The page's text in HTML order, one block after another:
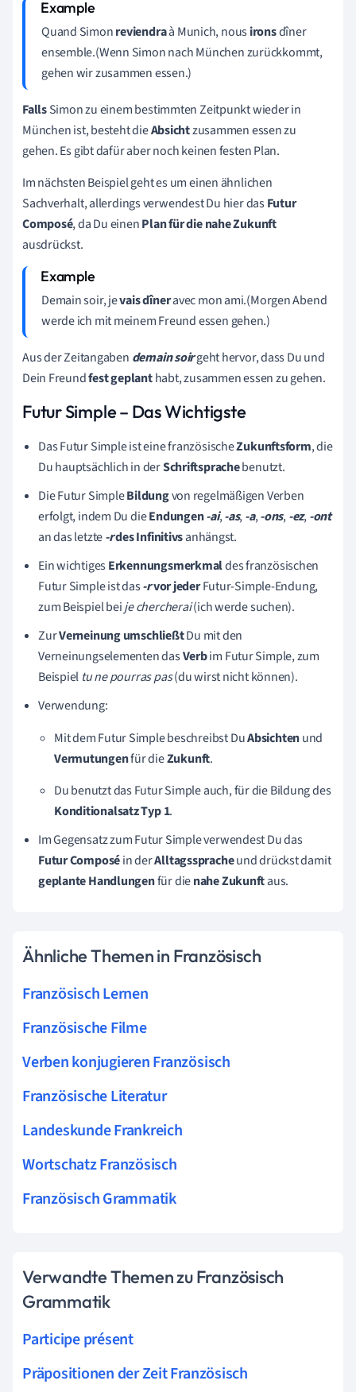
Quand Simonreviendraà Munich, nousironsdîner
ensemble.(Wenn Simon nach München zurückkommt,
gehen wir zusammen essen.)
FallsSimon zu einem bestimmten Zeitpunkt wieder in
München ist, besteht dieAbsichtzusammen essen zu
gehen. Es gibt dafür aber noch keinen festen Plan.
Im nächsten Beispiel geht es um einen ähnlichen
Sachverhalt, allerdings verwendest Du hier dasFutur
Composé, da Du einenPlan für die nahe Zukunft
ausdrückst.
Demain soir, jevais dîneravec mon ami.(Morgen Abend
werde ich mit meinem Freund essen gehen.)
Aus der Zeitangaben demain soirgeht hervor, dass Du und
Dein Freundfestgeplanthabt, zusammen essen zu gehen.
Futur Simple – Das Wichtigste
Das Futur Simple ist eine französischeZukunftsform, die
Du hauptsächlich in derSchriftsprachebenutzt.
Die Futur SimpleBildungvon regelmäßigen Verben
erfolgt, indem Du dieEndungen-ai,-as,-a,-ons,-ez,-ont
an das letzte-rdes Infinitivsanhängst.
Ein wichtigesErkennungsmerkmaldes französischen
Futur Simple ist das-rvor jederFutur-Simple-Endung,
zum Beispiel beije chercherai(ich werde suchen).
ZurVerneinungumschließtDu mit den
Verneinungselementen dasVerbim Futur Simple, zum
Beispiel tu ne pourras pas(du wirst nicht können).
Verwendung:
Mit dem Futur Simple beschreibst DuAbsichtenund
Vermutungenfür dieZukunft.
Du benutzt das Futur Simple auch, für die Bildung des
KonditionalsatzTyp1.
Im Gegensatz zum Futur Simple verwendest Du das
FuturComposéin derAlltagsspracheund drückst damit
geplanteHandlungenfür dienaheZukunftaus.
Ähnliche Themen in Französisch
Französisch Lernen
Französische Filme
Verben konjugieren Französisch
Französische Literatur
Landeskunde Frankreich
Wortschatz Französisch
Französisch Grammatik
Verwandte Themen zu Französisch
Grammatik
Participe présent
Präpositionen der Zeit Französisch